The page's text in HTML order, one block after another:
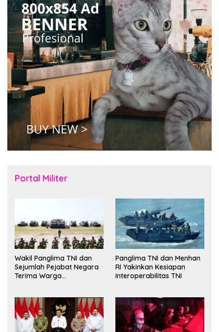
Portal Militer
Wakil Panglima TNI dan
Sejumlah Pejabat Negara
Terima Warga
Panglima TNI dan Menhan
RI Yakinkan Kesiapan
Interoperabilitas TNI